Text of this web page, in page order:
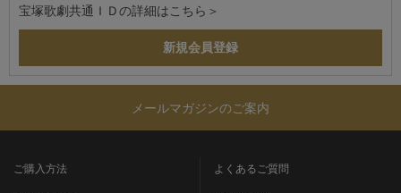
宝塚歌劇共通ＩＤの詳細は こちら＞
メールマガジンのご案内
ご購入方法
よくあるご質問